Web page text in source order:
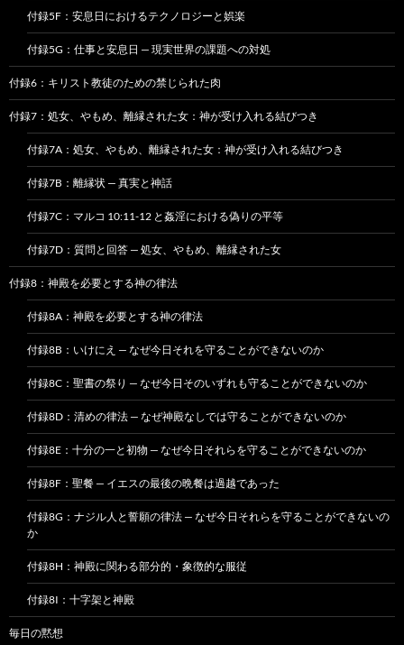
付録5F：安息日におけるテクノロジーと娯楽
付録5G：仕事と安息日 — 現実世界の課題への対処
付録6：キリスト教徒のための禁じられた肉
付録7：処女、やもめ、離縁された女：神が受け入れる結びつき
付録7A：処女、やもめ、離縁された女：神が受け入れる結びつき
付録7B：離縁状 — 真実と神話
付録7C：マルコ 10:11-12 と姦淫における偽りの平等
付録7D：質問と回答 — 処女、やもめ、離縁された女
付録8：神殿を必要とする神の律法
付録8A：神殿を必要とする神の律法
付録8B：いけにえ — なぜ今日それを守ることができないのか
付録8C：聖書の祭り — なぜ今日そのいずれも守ることができないのか
付録8D：清めの律法 — なぜ神殿なしでは守ることができないのか
付録8E：十分の一と初物 — なぜ今日それらを守ることができないのか
付録8F：聖餐 — イエスの最後の晩餐は過越であった
付録8G：ナジル人と誓願の律法 — なぜ今日それらを守ることができないの
か
付録8H：神殿に関わる部分的・象徴的な服従
付録8I：十字架と神殿
毎日の黙想